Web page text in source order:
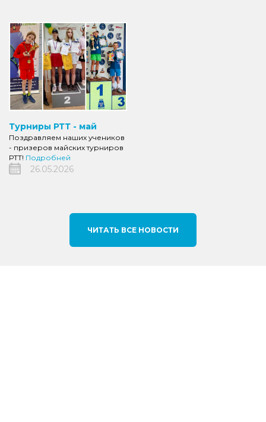
Турниры РТТ - май
Поздравляем наших учеников
- призеров майских турниров
РТТ! Подробней
26.05.2026
ЧИТАТЬ ВСЕ НОВОСТИ